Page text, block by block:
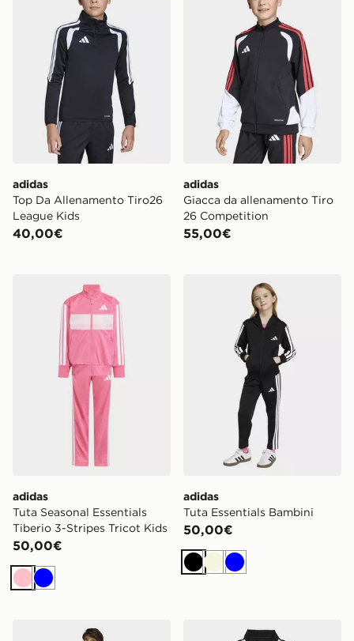
adidas
Top Da Allenamento Tiro26
League Kids
40,00€
adidas
Giacca da allenamento Tiro
26 Competition
55,00€
adidas Tuta Seasonal Essentials Tiberio 3-Stripes
adidas
Tuta Seasonal Essentials
Tiberio 3-Stripes Tricot Kids
50,00€
Rosa
Blu
adidas Tuta Essentials
adidas
Tuta Essentials Bambini
50,00€
NeroBeige
Blu
adidas Giacca Firebird Loose Aop Top
adidas Tuta SST